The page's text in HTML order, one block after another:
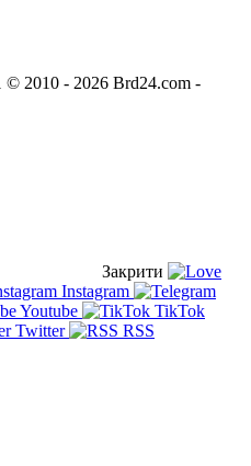
© 2010 - 2026 Brd24.com -
Закрити
Instagram
Youtube
TikTok
Twitter RSS